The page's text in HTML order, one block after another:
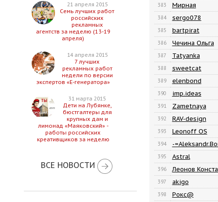
21 апреля 2015
Семь лучших работ
российских
рекламных
агентств за неделю (13-19
апреля)
14 апреля 2015
7 лучших
рекламных работ
недели по версии
экспертов «Е-генератора»
31 марта 2015
Дети на Лубянке,
бюстгалтеры для
крупных дам и
лимонад «Маяковский» -
работы российских
креативщиков за неделю
ВСЕ НОВОСТИ
383 Мирная
384 sergo078
385 bartpirat
386 Чечина Ольга
387 Tatyanka
388 sweetcat
389 elenbond
390 imp.ideas
391 Zametnaya
392 RAV-design
393 Leonoff OS
394 -
395 Astral
396 Леонов
397 akigo
398 Рокс@